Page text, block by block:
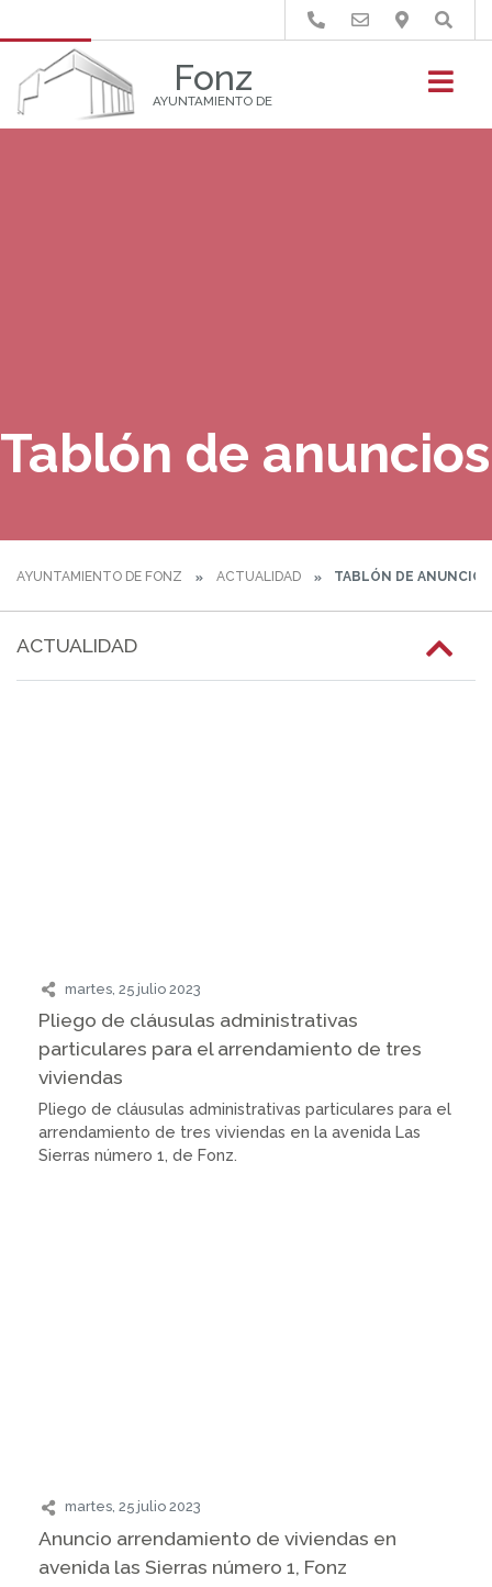
Fonz
AYUNTAMIENTO DE
Buscar
Tablón de anuncios
AYUNTAMIENTO DE FONZ ACTUALIDAD TABLÓN DE ANUNCIOS
ACTUALIDAD
martes, 25 julio 2023
Pliego de cláusulas administrativas
particulares para el arrendamiento de tres
viviendas
Pliego de cláusulas administrativas particulares para el
arrendamiento de tres viviendas en la avenida Las
Sierras número 1, de Fonz.
martes, 25 julio 2023
Anuncio arrendamiento de viviendas en
avenida las Sierras número 1, Fonz